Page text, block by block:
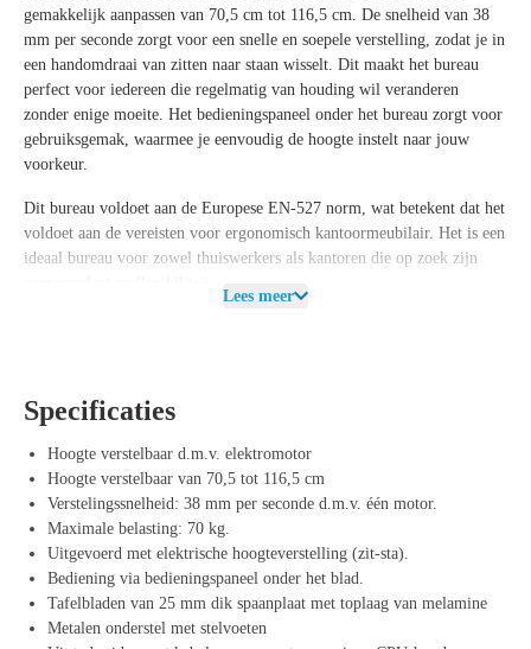
gemakkelijk aanpassen van 70,5 cm tot 116,5 cm . De snelheid van 38
mm per seconde zorgt voor een snelle en soepele verstelling, zodat je in
een handomdraai van zitten naar staan wisselt. Dit maakt het bureau
perfect voor iedereen die regelmatig van houding wil veranderen
zonder enige moeite. Het bedieningspaneel onder het bureau zorgt voor
gebruiksgemak, waarmee je eenvoudig de hoogte instelt naar jouw
voorkeur.
Dit bureau voldoet aan de Europese EN-527 norm , wat betekent dat het
voldoet aan de vereisten voor ergonomisch kantoormeubilair. Het is een
ideaal bureau voor zowel thuiswerkers als kantoren die op zoek zijn
Het Heathrow Basic Bureau
eisen te voldoen, met een
kunt gebruiken met verschillende soorten bureauaccessoires en
apparatuur. Je kunt het bureau bovendien uitbreiden met handige
accessoires zoalskabelmanagement ,CPU-houderen eenfrontpaneel
van staal, voor een georganiseerde en opgeruimde werkplek.
De stevige T-poot van het bureau is uitgevoerd met
zorgt voor extra stabiliteit. Het bureau is beschikbaar in verschillende
blad- en framekleuren
, zodat je het kunt afstemmen op je eigen stijl en
Lees meer
Specificaties
Hoogte verstelbaar d.m.v. elektromotor
Hoogte verstelbaar van 70,5 tot 116,5 cm
Verstelingssnelheid: 38 mm per seconde d.m.v. één motor.
Maximale belasting: 70 kg.
Uitgevoerd met elektrische hoogteverstelling (zit-sta).
Bediening via bedieningspaneel onder het blad.
Tafelbladen van 25 mm dik spaanplaat met toplaag van melamine
Metalen onderstel met stelvoeten